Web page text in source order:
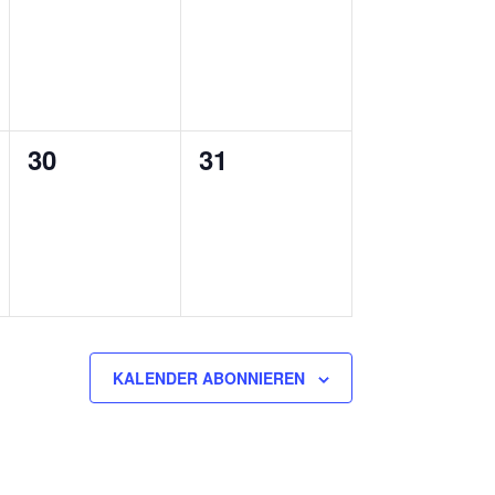
0
30
0
31
KALENDER ABONNIEREN